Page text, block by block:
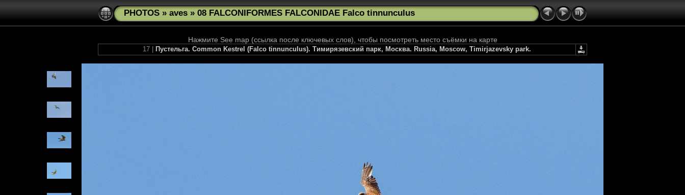
PHOTOS » aves » 08 FALCONIFORMES FALCONIDAE Falco tinnunculus
Нажмите See map (ссылка после ключевых слов), чтобы посмотреть место съёмки на карте
17 | Пустельга. Common Kestrel (Falco tinnunculus). Тимирязевский парк, Москва. Russia, Moscow, Timirjazevsky park.